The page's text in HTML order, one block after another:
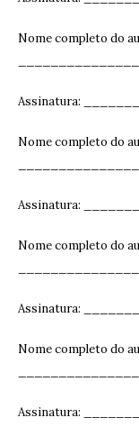
Nome completo do
Assinatura:
Nome completo do
Assinatura:
Nome completo do
Assinatura:
Nome completo do
Assinatura: